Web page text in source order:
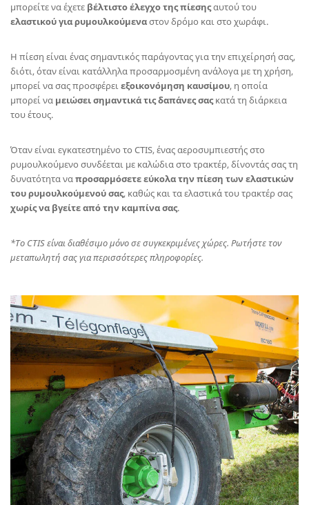
μπορείτε να έχετε βέλτιστο έλεγχο της πίεσηςαυτού του
ελαστικού για ρυμουλκούμεναστον δρόμο και στο χωράφι.
Η πίεση είναι ένας σημαντικός παράγοντας για την επιχείρησή σας,
διότι, όταν είναι κατάλληλα προσαρμοσμένη ανάλογα με τη χρήση,
μπορεί να σας προσφέρειεξοικονόμηση καυσίμου, η οποία
μπορεί να μειώσει σημαντικά τις δαπάνες σαςκατά τη διάρκεια
του έτους.
Όταν είναι εγκατεστημένο το CTIS, ένας αεροσυμπιεστής στο
ρυμουλκούμενο συνδέεται με καλώδια στο τρακτέρ, δίνοντάς σας τη
δυνατότητα ναπροσαρμόσετε εύκολα την πίεση των ελαστικών
του ρυμουλκούμενού σας, καθώς και τα ελαστικά του τρακτέρ σας
χωρίς να βγείτε από την καμπίνα σας.
*Το CTIS είναι διαθέσιμο μόνο σε συγκεκριμένες χώρες. Ρωτήστε τον
μεταπωλητή σας για περισσότερες πληροφορίες.